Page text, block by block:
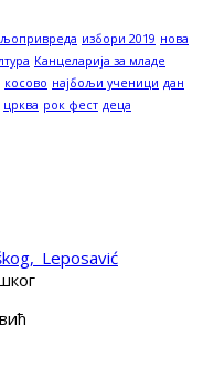
избори 2019 нова
Канцеларија за младе
косово најбољи ученици дан
црква рок фест деца